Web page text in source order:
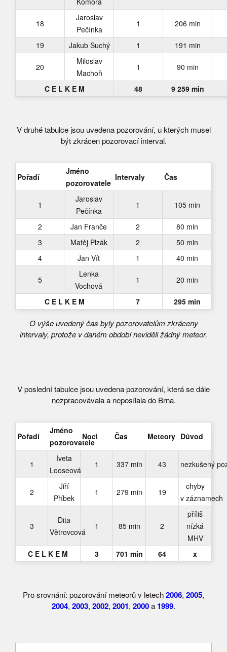
18
Jaroslav
Pečínka
1 206 min
19 Jakub Suchý 1 191 min
20
Miloslav
Machoň
1 90 min
C E L K E M 48 9 259 min
V druhé tabulce jsou uvedena pozorování, u kterých musel
být zkrácen pozorovací interval.
Pořadí
Jméno
pozorovatele
Intervaly Čas
1
Jaroslav
Pečínka
1 105 min
2 Jan Franče 2
80 min
3
Matěj Plzák 2
50 min
4
Jan Vít 1 40 min
5
Lenka
Vochová
1 20 min
C E L K E M 7 295 min
O výše uvedený čas byly pozorovatelům zkráceny
intervaly, protože v daném období neviděli žádný meteor.
V poslední tabulce jsou uvedena pozorování, která se dále
nezpracovávala a neposílala do Brna.
Pořadí
Jméno
pozorovatele
Noci Čas Meteory Důvod
1
Iveta
Looseová
1 337 min 43 nezkušený
2
Jiří
Příbek
1 279 min 19
chyby
v záznamech
3
Dita
Větrovcová
1 85 min 2
příliš
nízká
MHV
C E L K E M
3 701 min 64 x
Pro srovnání: pozorování meteorů v letech2006, 2005,
2004, 2003, 2002, 2001, 2000a 1999.